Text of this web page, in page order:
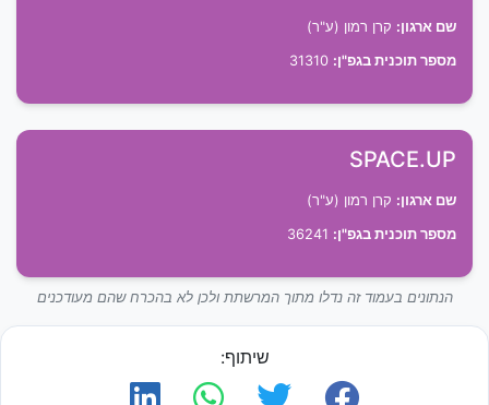
שם ארגון: קרן רמון (ע"ר)
מספר תוכנית בגפ"ן:
SPACE.UP
שם ארגון: קרן רמון (ע"ר)
מספר תוכנית בגפ"ן:
הנתונים בעמוד זה נדלו מתוך המרשתת ולכן לא בהכרח שהם מעודכנים
שיתוף: